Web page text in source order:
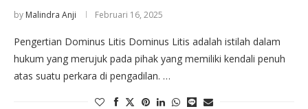
by Malindra Anji Februari 16, 2025
Pengertian Dominus Litis Dominus Litis adalah istilah dalam
hukum yang merujuk pada pihak yang memiliki kendali penuh
atas suatu perkara di pengadilan. …